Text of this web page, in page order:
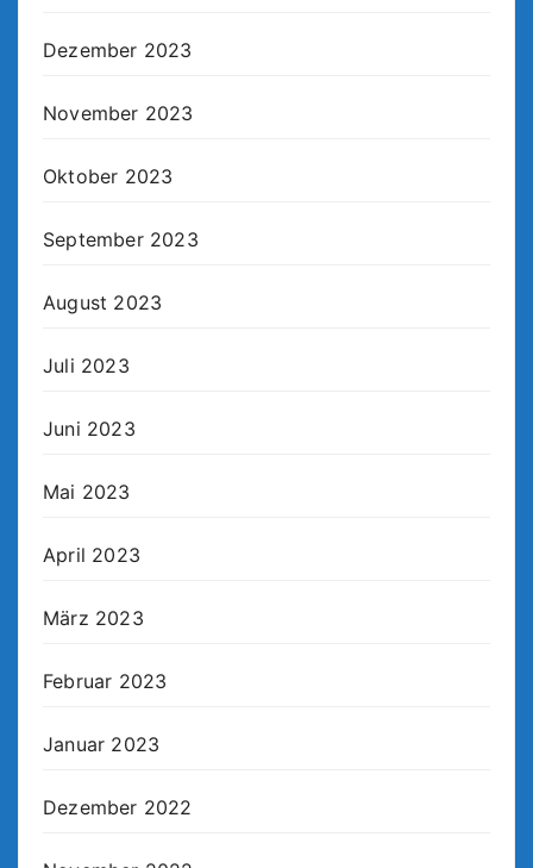
Dezember 2023
November 2023
Oktober 2023
September 2023
August 2023
Juli 2023
Juni 2023
Mai 2023
April 2023
März 2023
Februar 2023
Januar 2023
Dezember 2022